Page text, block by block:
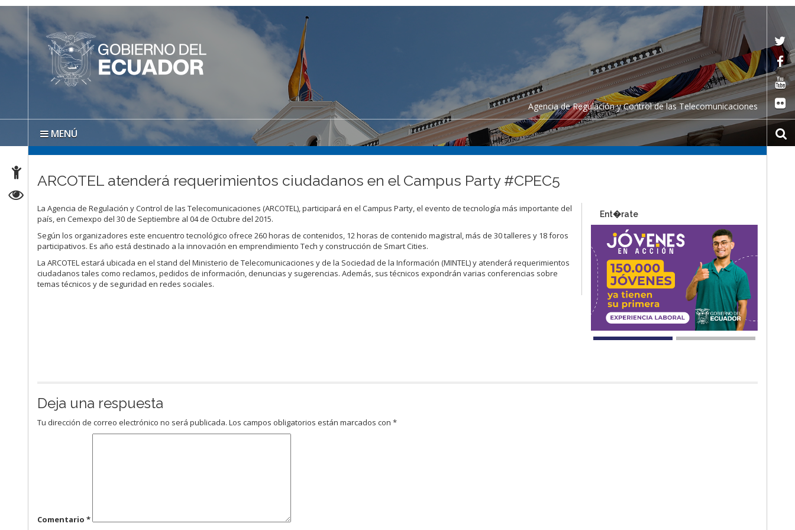
Agencia de Regulación y Control de las Telecomunicaciones
MENÚ
ARCOTEL atenderá requerimientos ciudadanos en el Campus Party #CPEC5
La Agencia de Regulación y Control de las Telecomunicaciones (ARCOTEL), participará en el Campus Party, el evento de tecnología más importante del
país, en Cemexpo del 30 de Septiembre al 04 de Octubre del 2015.
Según los organizadores este encuentro tecnológico ofrece 260 horas de contenidos, 12 horas de contenido magistral, más de 30 talleres y 18 foros
participativos. Es año está destinado a la innovación en emprendimiento Tech y construcción de Smart Cities.
La ARCOTEL estará ubicada en el stand del Ministerio de Telecomunicaciones y de la Sociedad de la Información (MINTEL) y atenderá requerimientos
ciudadanos tales como reclamos, pedidos de información, denuncias y sugerencias. Además, sus técnicos expondrán varias conferencias sobre
temas técnicos y de seguridad en redes sociales.
Ent�rate
Deja una respuesta
Tu dirección de correo electrónico no será publicada. Los campos obligatorios están marcados con*
Comentario*